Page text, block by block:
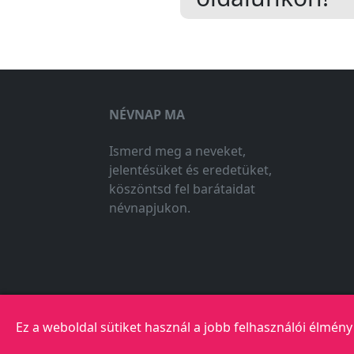
Ez a weboldal sütiket használ a jobb felhasználói
NÉVNAP MA
Ismerd meg a neveket,
jelentésüket és eredetüket,
köszöntsd fel barátaidat
névnapjukon.